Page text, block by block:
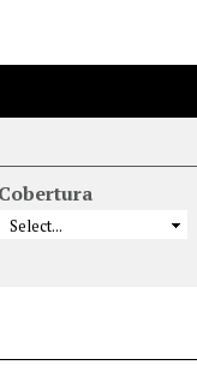
Cobertura